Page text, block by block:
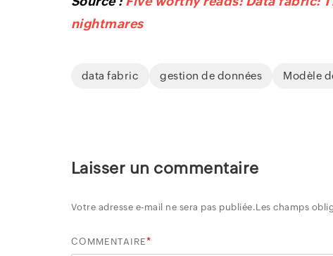
nightmares
data fabric gestion de données Modèle
Laisser un commentaire
Votre adresse e-mail ne sera pas publiée.Les champs
COMMENTAIRE*